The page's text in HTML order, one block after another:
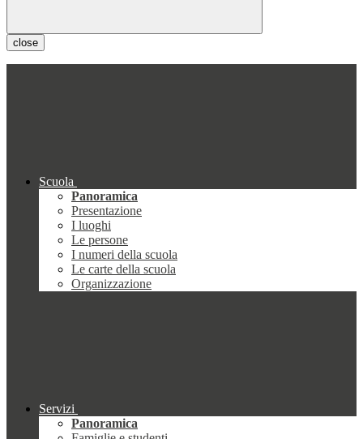
close
Scuola
Panoramica
Presentazione
I luoghi
Le persone
I numeri della scuola
Le carte della scuola
Organizzazione
Servizi
Panoramica